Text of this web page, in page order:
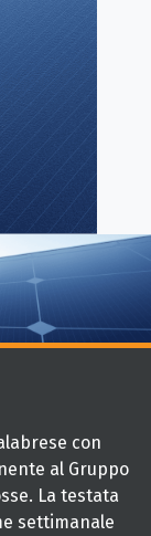
con
al Gruppo
La testata
settimanale